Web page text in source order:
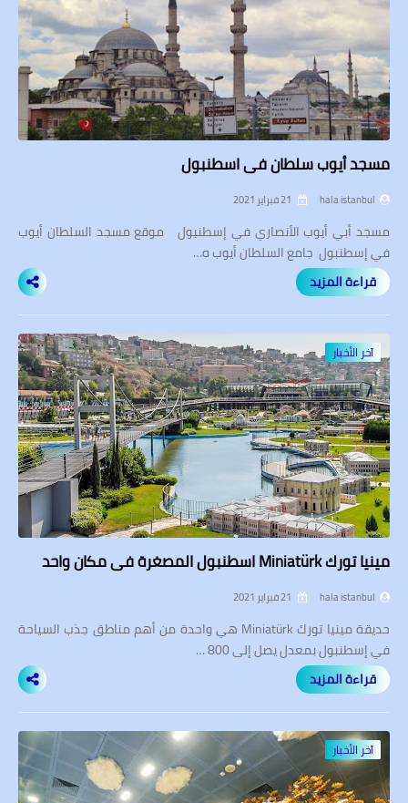
مسجد أيوب سلطان في اسطنبول
hala istanbul
مسجد أبي أيوب الأنصاري في إسطنبول موقع مسجد السلطان أيوب
في إسطنبول جامع السلطان أيوب ه…
قراءة المزيد
آخر الأخبار
مينيا تورك Miniatürk اسطنبول المصغرة في مكان واحد
hala istanbul
حديقة مينيا تورك Miniatürk هي واحدة من أهم مناطق جذب السياحة
في إسطنبول بمعدل يصل إلى 800 …
قراءة المزيد
آخر الأخبار